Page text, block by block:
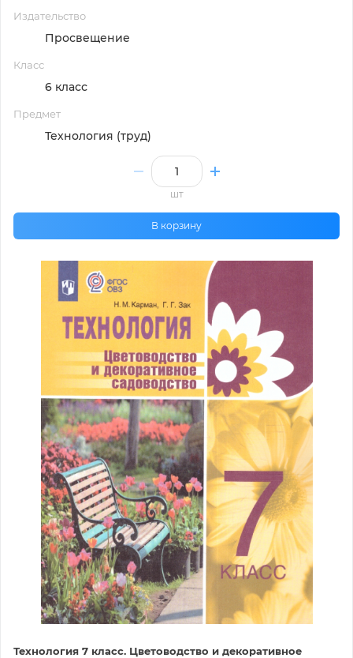
Издательство
Просвещение
Класс
6 класс
Предмет
Технология (труд)
шт
В корзину
Технология 7 класс. Цветоводство и декоративное